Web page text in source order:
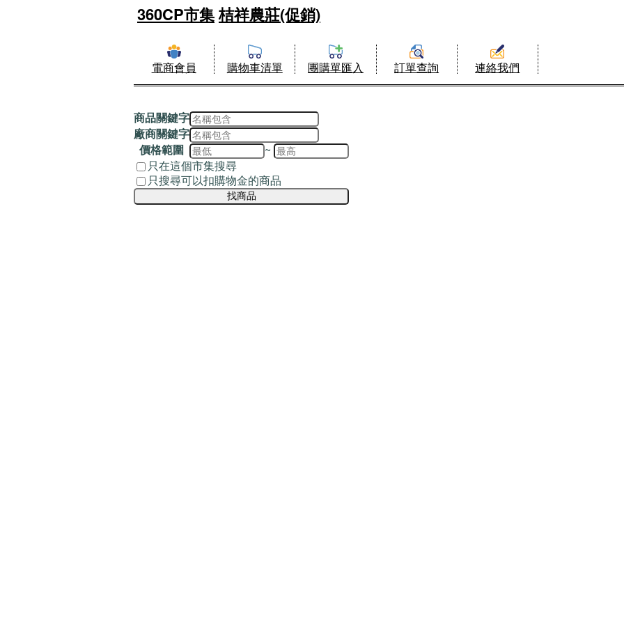
360CP市集桔祥農莊(促銷)
電商會員 購物車清單 團購單匯入 訂單查詢 連絡我們
商品關鍵字
廠商關鍵字
價格範圍
~
只在這個市集搜尋
只搜尋可以扣購物金的商品